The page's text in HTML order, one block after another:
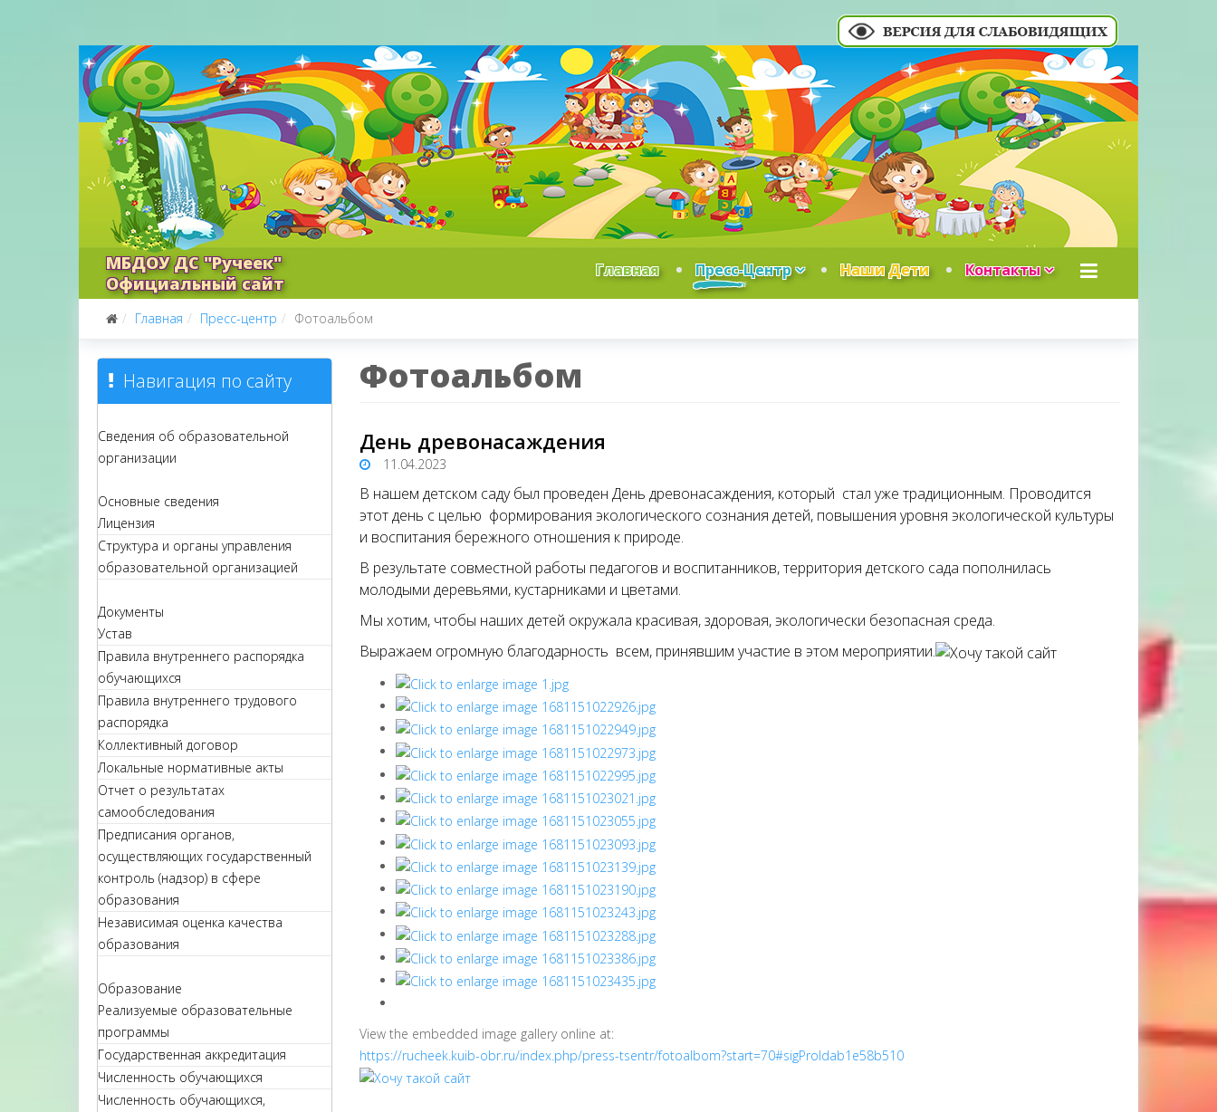
МБДОУ ДС "Ручеек"
Официальный сайт
Главная Пресс-Центр Наши Дети Контакты
Главная Пресс-центр Фотоальбом
Навигация по сайту
Сведения об образовательной
организации
Основные сведения
Лицензия
Структура и органы управления
образовательной организацией
Документы
Устав
Правила внутреннего распорядка
обучающихся
Правила внутреннего трудового
распорядка
Коллективный договор
Локальные нормативные акты
Отчет о результатах
самообследования
Предписания органов,
осуществляющих государственный
контроль (надзор) в сфере
образования
Независимая оценка качества
образования
Образование
Реализуемые образовательные
программы
Государственная аккредитация
Численность обучающихся
Численность обучающихся,
Фотоальбом
День древонасаждения
11.04.2023
В нашем детском саду был проведен День древонасаждения, который стал уже традиционным. Проводится
этот день с целью формирования экологического сознания детей, повышения уровня экологической культуры
и воспитания бережного отношения к природе.
В результате совместной работы педагогов и воспитанников, территория детского сада пополнилась
молодыми деревьями, кустарниками и цветами.
Мы хотим, чтобы наших детей окружала красивая, здоровая, экологически безопасная среда.
Выражаем огромную благодарность всем, принявшим участие в этом мероприятии.
View the embedded image gallery online at:
https://rucheek.kuib-obr.ru/index.php/press-tsentr/fotoalbom?start=70#sigProIdab1e58b510